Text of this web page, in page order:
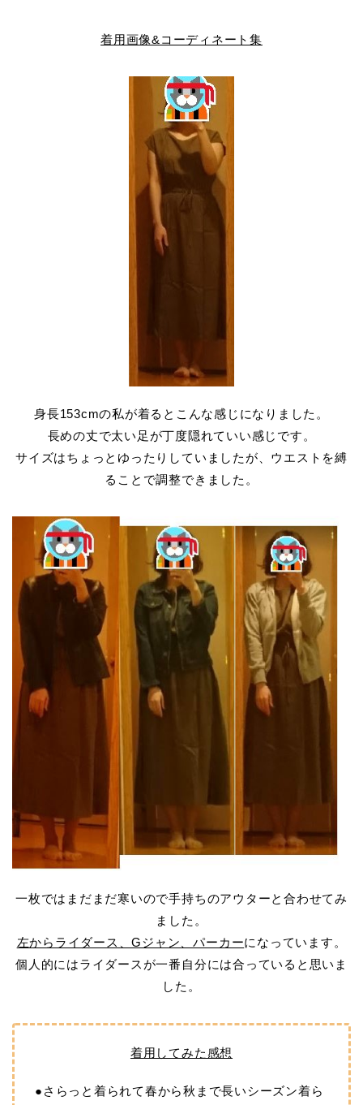
着用画像&コーディネート集
身長153cmの私が着るとこんな感じになりました。
長めの丈で太い足が丁度隠れていい感じです。
サイズはちょっとゆったりしていましたが、ウエストを縛
ることで調整できました。
一枚ではまだまだ寒いので手持ちのアウターと合わせてみ
ました。
左からライダース、Gジャン、パーカーになっています。
個人的にはライダースが一番自分には合っていると思いま
した。
着用してみた感想
●さらっと着られて春から秋まで長いシーズン着ら